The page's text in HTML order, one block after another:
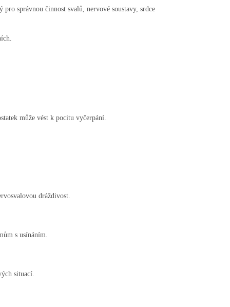
správnou činnost svalů, nervové soustavy, srdce
může vést k pocitu vyčerpání.
dráždivost.
s usínáním.
situací.